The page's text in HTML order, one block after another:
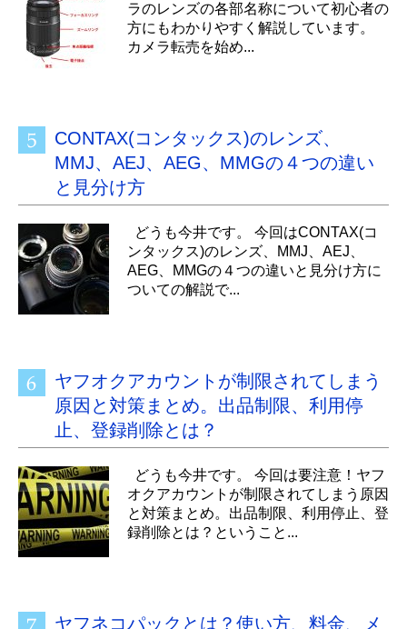
ラのレンズの各部名称について初心者の
方にもわかりやすく解説しています。
カメラ転売を始め...
CONTAX(コンタックス)のレンズ、
MMJ、AEJ、AEG、MMGの４つの違い
と見分け方
どうも今井です。 今回はCONTAX(コ
ンタックス)のレンズ、MMJ、AEJ、
AEG、MMGの４つの違いと見分け方に
ついての解説で...
ヤフオクアカウントが制限されてしまう
原因と対策まとめ。出品制限、利用停
止、登録削除とは？
どうも今井です。 今回は要注意！ヤフ
オクアカウントが制限されてしまう原因
と対策まとめ。出品制限、利用停止、登
録削除とは？ということ...
ヤフネコパックとは？使い方、料金、メ